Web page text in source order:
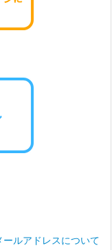
ルアドレスについて